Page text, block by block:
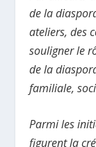
de la
ateliers, des
souligner le
de la
familiale,
Parmi les
figurent la